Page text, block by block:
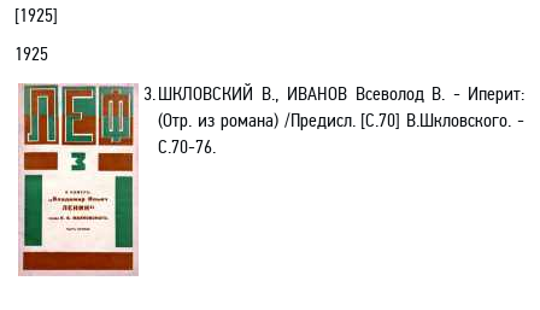
[1925]
1925
3.ШКЛОВСКИЙ В., ИВАНОВ Всеволод В. -Иперит:
(Отр. из романа) /Предисл. [С.70] В.Шкловского.-
C.70-76.